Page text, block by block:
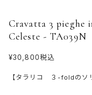
Cravatta 3 pieghe
Celeste - TA039N
¥30,800税込
【タラリコ ３-foldのソ